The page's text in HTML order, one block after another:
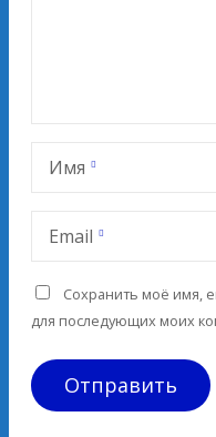
Имя
Email
Сохранить моё имя,
для последующих моих